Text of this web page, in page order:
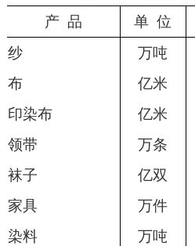
产 品
单 位
纱
万吨
布
亿米
印染布
亿米
领带
万条
袜子
亿双
家具
万件
染料
万吨